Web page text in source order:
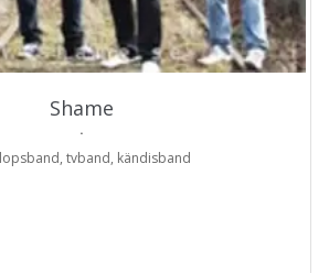
Shame
.
tvband, kändisband